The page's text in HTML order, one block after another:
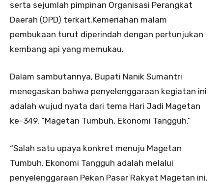
serta sejumlah pimpinan Organisasi Perangkat
Daerah (OPD) terkait.Kemeriahan malam
pembukaan turut diperindah dengan pertunjukan
kembang api yang memukau.
Dalam sambutannya, Bupati Nanik Sumantri
menegaskan bahwa penyelenggaraan kegiatan ini
adalah wujud nyata dari tema Hari Jadi Magetan
ke-349, “Magetan Tumbuh, Ekonomi Tangguh.”
“Salah satu upaya konkret menuju Magetan
Tumbuh, Ekonomi Tangguh adalah melalui
penyelenggaraan Pekan Pasar Rakyat Magetan ini.